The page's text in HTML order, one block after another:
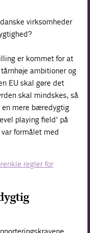
virksomheder
er kommet for at
ambitioner og
EU skal gøre det
skal mindskes, så
en mere bæredygtig
playing field' på
formålet med
regler for